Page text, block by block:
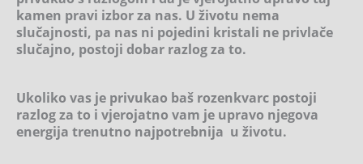
kamen pravi izbor za nas. U životu nema
slučajnosti, pa nas ni pojedini kristali ne privlače
slučajno, postoji dobar razlog za to.
Ukoliko vas je privukao baš rozenkvarc postoji
razlog za to i vjerojatno vam je upravo njegova
energija trenutno najpotrebnija u životu.